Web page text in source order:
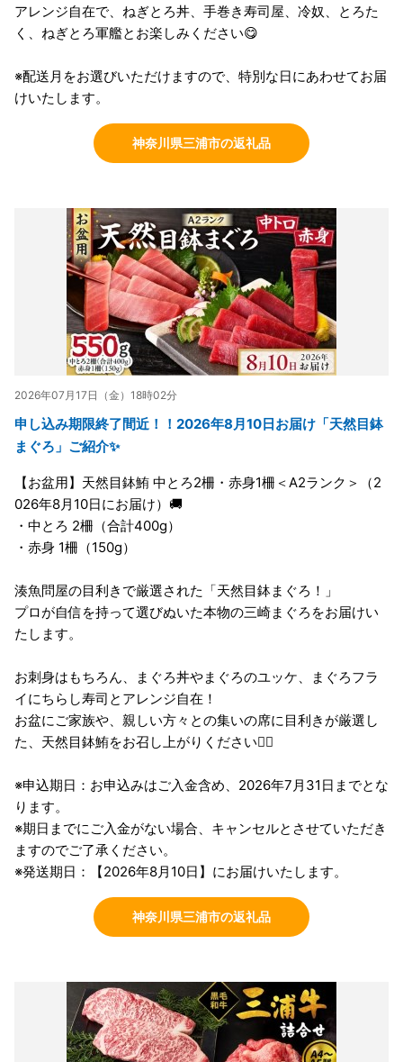
アレンジ自在で、ねぎとろ丼、手巻き寿司屋、冷奴、とろた
く、ねぎとろ軍艦とお楽しみください😋
※配送月をお選びいただけますので、特別な日にあわせてお届
けいたします。
神奈川県三浦市の返礼品
2026年07月17日（金）18時02分
申し込み期限終了間近！！2026年8月10日お届け「天然目鉢
まぐろ」ご紹介✨
【お盆用】天然目鉢鮪 中とろ2柵・赤身1柵＜A2ランク＞（2
026年8月10日にお届け）🚚
・中とろ 2柵（合計400g）
・赤身 1柵（150g）
湊魚問屋の目利きで厳選された「天然目鉢まぐろ！」
プロが自信を持って選びぬいた本物の三崎まぐろをお届けい
たします。
お刺身はもちろん、まぐろ丼やまぐろのユッケ、まぐろフラ
イにちらし寿司とアレンジ自在！
お盆にご家族や、親しい方々との集いの席に目利きが厳選し
た、天然目鉢鮪をお召し上がりください💁‍♀️
※申込期日：お申込みはご入金含め、2026年7月31日までとな
ります。
※期日までにご入金がない場合、キャンセルとさせていただき
ますのでご了承ください。
※発送期日：【2026年8月10日】にお届けいたします。
神奈川県三浦市の返礼品